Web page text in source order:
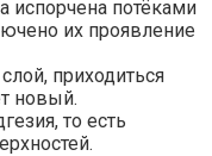
испорчена потёками
их проявление
приходиться
новый.
то есть